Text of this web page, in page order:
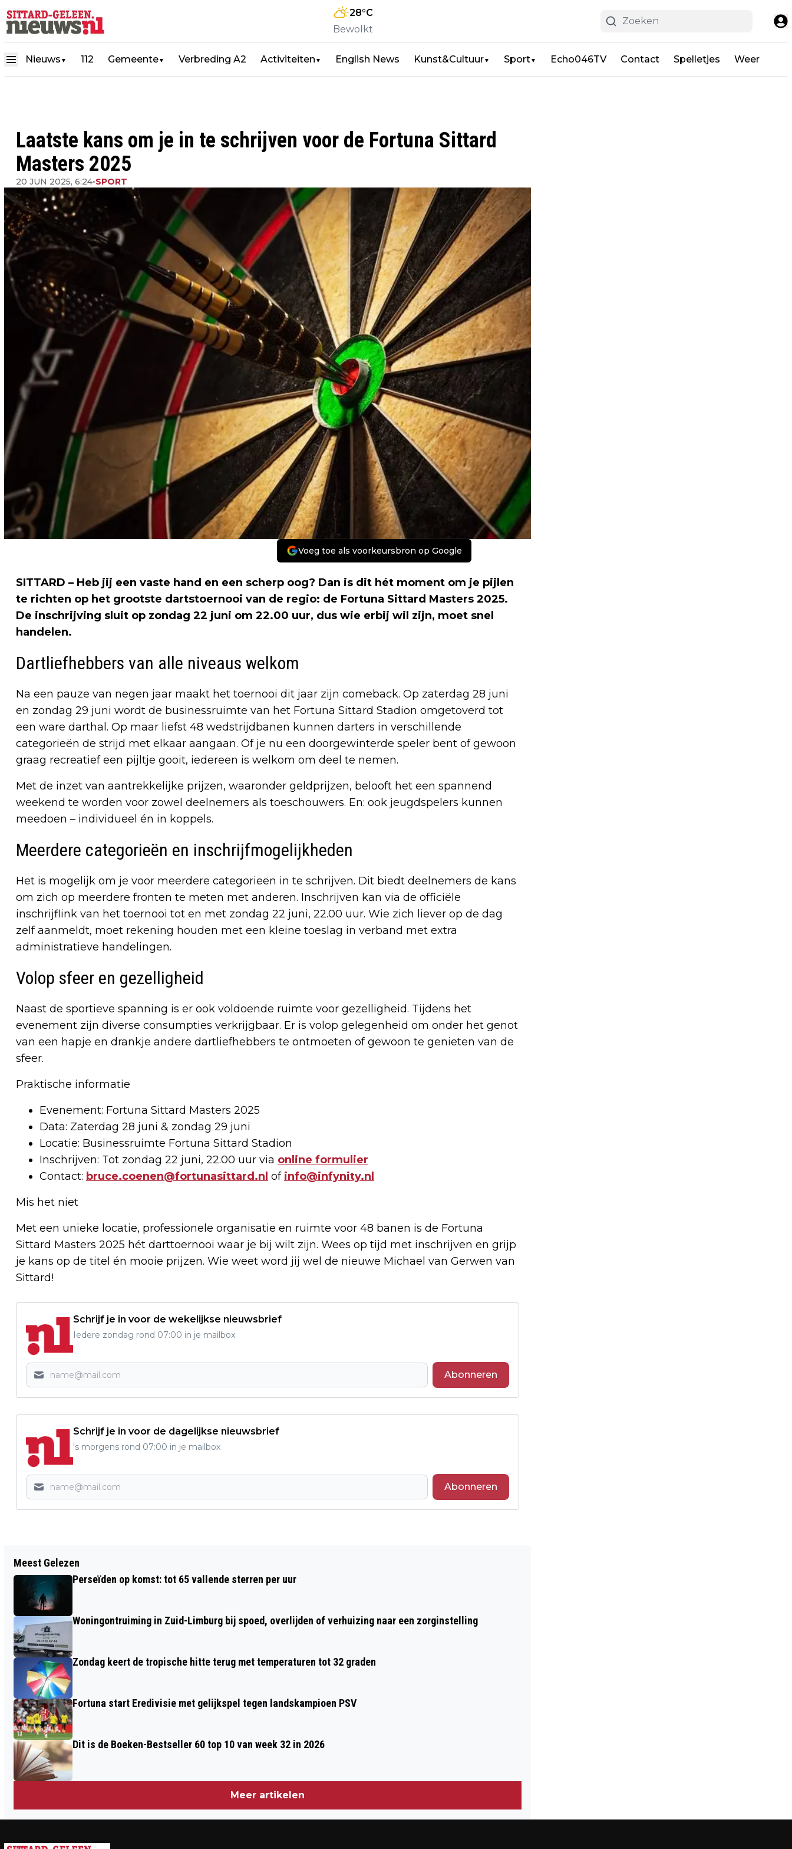
28°C
Bewolkt
Nieuws ▼ 112 Gemeente▼ Verbreding A2 Activiteiten ▼ English News Kunst&Cultuur▼ Sport▼ Echo046TV Contact Spelletjes Weer
Laatste kans om je in te schrijven voor de Fortuna Sittard
Masters 2025
20 JUN 2025, 6:24•SPORT
Voeg toe als voorkeursbron op Google
SITTARD – Heb jij een vaste hand en een scherp oog? Dan is dit hét moment om je pijlen
te richten op het grootste dartstoernooi van de regio: de Fortuna Sittard Masters 2025.
De inschrijving sluit op zondag 22 juni om 22.00 uur, dus wie erbij wil zijn, moet snel
handelen.
Dartliefhebbers van alle niveaus welkom
Na een pauze van negen jaar maakt het toernooi dit jaar zijn comeback. Op zaterdag 28 juni
en zondag 29 juni wordt de businessruimte van het Fortuna Sittard Stadion omgetoverd tot
een ware darthal. Op maar liefst 48 wedstrijdbanen kunnen darters in verschillende
categorieën de strijd met elkaar aangaan. Of je nu een doorgewinterde speler bent of gewoon
graag recreatief een pijltje gooit, iedereen is welkom om deel te nemen.
Met de inzet van aantrekkelijke prijzen, waaronder geldprijzen, belooft het een spannend
weekend te worden voor zowel deelnemers als toeschouwers. En: ook jeugdspelers kunnen
meedoen – individueel én in koppels.
Meerdere categorieën en inschrijfmogelijkheden
Het is mogelijk om je voor meerdere categorieën in te schrijven. Dit biedt deelnemers de kans
om zich op meerdere fronten te meten met anderen. Inschrijven kan via de officiële
inschrijflink van het toernooi tot en met zondag 22 juni, 22.00 uur. Wie zich liever op de dag
zelf aanmeldt, moet rekening houden met een kleine toeslag in verband met extra
administratieve handelingen.
Volop sfeer en gezelligheid
Naast de sportieve spanning is er ook voldoende ruimte voor gezelligheid. Tijdens het
evenement zijn diverse consumpties verkrijgbaar. Er is volop gelegenheid om onder het genot
van een hapje en drankje andere dartliefhebbers te ontmoeten of gewoon te genieten van de
sfeer.
Praktische informatie
Evenement: Fortuna Sittard Masters 2025
Data: Zaterdag 28 juni & zondag 29 juni
Locatie: Businessruimte Fortuna Sittard Stadion
Inschrijven: Tot zondag 22 juni, 22.00 uur via online formulier
Contact: bruce.coenen@fortunasittard.nl of info@infynity.nl
Mis het niet
Met een unieke locatie, professionele organisatie en ruimte voor 48 banen is de Fortuna
Sittard Masters 2025 hét darttoernooi waar je bij wilt zijn. Wees op tijd met inschrijven en grijp
je kans op de titel én mooie prijzen. Wie weet word jij wel de nieuwe Michael van Gerwen van
Sittard!
Schrijf je in voor de wekelijkse nieuwsbrief
Iedere zondag rond 07:00 in je mailbox
Abonneren
Schrijf je in voor de dagelijkse nieuwsbrief
's morgens rond 07:00 in je mailbox
Abonneren
CO₂-UITSTOOT IN NEDERLAND STIJGT
MET 7%: ZORGEN OVER
KLIMAATINSPANNINGEN NEMEN TOE
ZONDAG 22 JUNI WEER DOOR DE
Meest Gelezen
Perseïden op komst: tot 65 vallende sterren per uur
Woningontruiming in Zuid-Limburg bij spoed, overlijden of verhuizing naar een zorginstelling
Zondag keert de tropische hitte terug met temperaturen tot 32 graden
Fortuna start Eredivisie met gelijkspel tegen landskampioen PSV
Dit is de Boeken-Bestseller 60 top 10 van week 32 in 2026
Meer artikelen